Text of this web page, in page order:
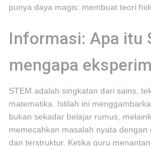
punya daya magis: membuat teori
Informasi: Apa itu
mengapa
STEM adalah singkatan dari sains,
matematika. Istilah ini
bukan sekadar belajar rumus,
memecahkan masalah nyata dengan
dan terstruktur. Ketika guru